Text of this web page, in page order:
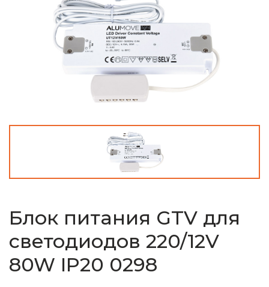
Блок питания GTV для
светодиодов 220/12V
80W IP20 0298